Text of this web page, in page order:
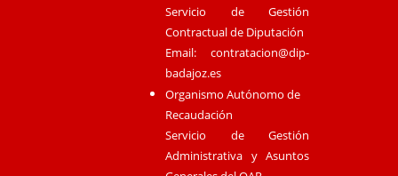
Servicio de Gestión
Contractual de Diputación
Email:contratacion@dip-
badajoz.es
Organismo Autónomo de
Recaudación
Servicio de Gestión
Administrativa y Asuntos